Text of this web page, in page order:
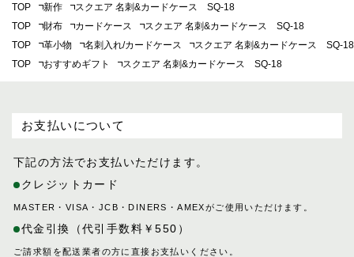
TOP 新作
スクエア 名刺&カードケース SQ-18
TOP
財布 カードケース
スクエア 名刺&カードケース SQ-18
TOP
革小物 名刺入れ/カードケース
スクエア 名刺&カードケース SQ-18
TOP
おすすめギフト スクエア 名刺&カードケース SQ-18
お支払いについて
下記の方法でお支払いただけます。
クレジットカード
MASTER・VISA・JCB・DINERS・AMEXがご使用いただけます。
代金引換（代引手数料￥550）
ご請求額を配送業者の方に直接お支払いください。